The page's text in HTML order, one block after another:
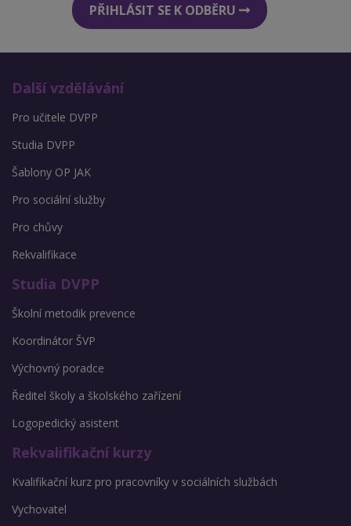
PŘIHLÁSIT SE K ODBĚRU
Další vzdělávání
Pro učitele DVPP
Studia DVPP
Šablony OP JAK
Pro sociální služby
Pro chůvy
Rekvalifikace
Studia DVPP
Školní metodik prevence
Koordinátor ŠVP
Výchovný poradce
Ředitel školy a školského zařízení
Logopedický asistent
Rekvalifikační kurzy
Kvalifikační kurz pro pracovníky v sociálních službách
Vychovatel